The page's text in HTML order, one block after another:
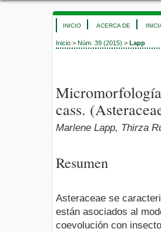
INICIO ACERCA DE
Inicio > Núm. 39 (2015) > Lapp
cass.
Marlene Lapp, Thirza
Resumen
Asteraceae se
están asociados al
coevolución con